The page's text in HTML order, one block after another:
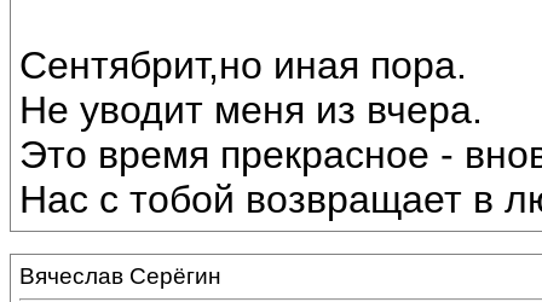
Сентябрит,но иная пора.
Не уводит меня из вчера.
Это время прекрасное -
Нас с тобой возвращает в
Вячеслав Серёгин